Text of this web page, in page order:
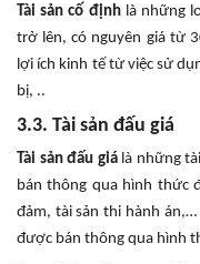
Tài sản cố địnhlà những
trở lên, có nguyên giá từ
lợi ích kinh tế từ việc sử
bị, ..
3.3. Tài sản đấu giá
Tài sản đấu giálà những
bán thông qua hình thức
đảm, tài sản thi hành án,…
được bán thông qua hình